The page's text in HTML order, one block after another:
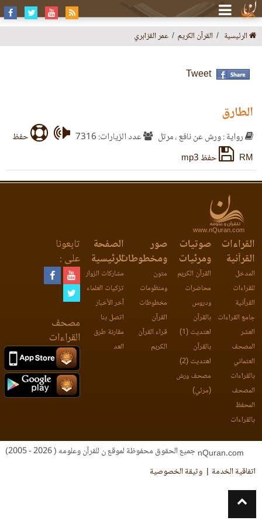
الرئيسية القرآن الكريم عمر القزابري
Tweet
الطارق
رواية : ورش عن نافع ، مرتل عدد الزيارات: 7316
حفظ
RM
حفظ mp3
www.nQuran.com
القراءات
القرآنية
المدخل
للقراءات
القرآنية
جامع القراءات
العشر
المصحف
العثماني
بالقراءات
المصحف
المحفظ
بالقراءات
صوتيات
ومرئيات
القرآن الكريم
محاضرات
ودروس
بالقرآن
اهتديت (1)
بالقرآن
اهتديت (2)
مصحف ورش
(مرئي)
صور
ومخطوطات
متون
ومنظومات
مخطوطات
القرآن
قراء القرآن
الكريم
الصفحة
الرئيسية
مشاركات الزوار
تزكيات العلماء
آخر الأخبار
اتصل بنا
مقارنة طرق
العد
تابعونا
على :
مصحف
القراءات
جميع الحقوق محفوظة لموقع ن للقرآن وعلومه ( 2026 - 2005)
اتفاقية الخدمة
وثيقة الخصوصية